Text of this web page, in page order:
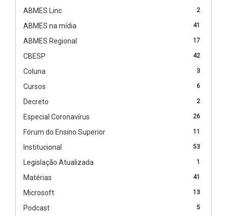
2
ABMES Linc
41
ABMES na mídia
17
ABMES Regional
42
CBESP
3
Coluna
6
Cursos
2
Decreto
26
Especial Coronavírus
11
Fórum do Ensino Superior
53
Institucional
1
Legislação Atualizada
41
Matérias
13
Microsoft
5
Podcast